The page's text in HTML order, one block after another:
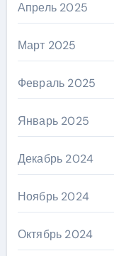
Апрель 2025
Март 2025
Февраль 2025
Январь 2025
Декабрь 2024
Ноябрь 2024
Октябрь 2024